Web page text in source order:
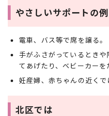
やさしいサポートの例
電車、バス等で席を譲る。
手がふさがっているとき
てあげたり、ベビーカーを
妊産婦、赤ちゃんの近くで
北区では